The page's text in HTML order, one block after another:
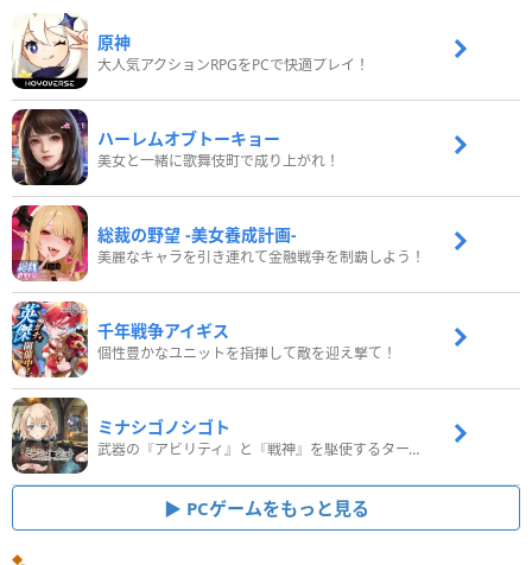
原神
大人気アクションRPGをPCで快適プレイ！
ハーレムオブトーキョー
美女と一緒に歌舞伎町で成り上がれ！
総裁の野望 -美女養成計画-
美麗なキャラを引き連れて金融戦争を制覇しよう！
千年戦争アイギス
個性豊かなユニットを指揮して敵を迎え撃て！
ミナシゴノシゴト
武器の『アビリティ』と『戦神』を駆使するターン制コマンドバトルRPG！
PCゲームをもっと見る